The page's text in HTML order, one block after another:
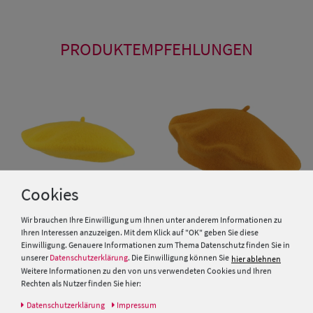
PRODUKTEMPFEHLUNGEN
Hut-Breiter Baskenmütze aus
Wolle
Cookies
Wir brauchen Ihre Einwilligung um Ihnen unter anderem Informationen zu
Ihren Interessen anzuzeigen. Mit dem Klick auf "OK" geben Sie diese
Einwilligung. Genauere Informationen zum Thema Datenschutz finden Sie in
unsererDatenschutzerklärung. Die Einwilligung können Sie hier ablehnen
Weitere Informationen zu den von uns verwendeten Cookies und Ihren
Rechten als Nutzer finden Sie hier:
Daten­schutz­erklärung Impressum